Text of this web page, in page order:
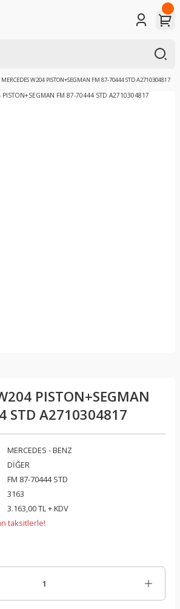
MERCEDES W204 PISTON+SEGMAN FM 87-70444 STD A2710304817
PISTON+SEGMAN
STD A2710304817
MERCEDES - BENZ
DİĞER
FM 87-70444 STD
3163
3.163,00 TL + KDV
taksitlerle!